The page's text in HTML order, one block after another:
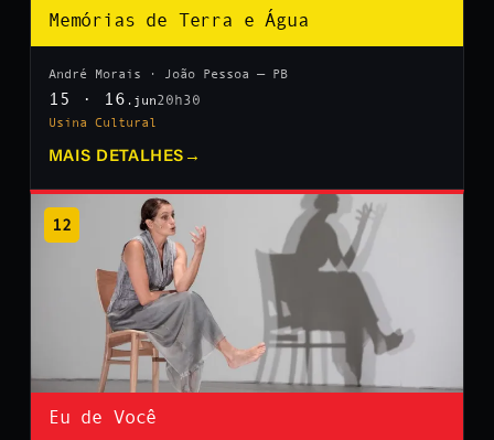
Memórias de Terra e Água
André Morais · João Pessoa — PB
15 · 16 .jun20h30
Usina Cultural
MAIS DETALHES →
12
Eu de Você